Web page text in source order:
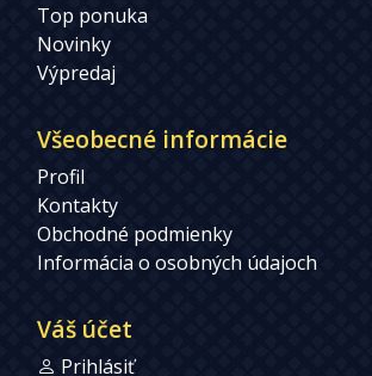
Top ponuka
Novinky
Výpredaj
Všeobecné informácie
Profil
Kontakty
Obchodné podmienky
Informácia o osobných údajoch
Váš účet
Prihlásiť